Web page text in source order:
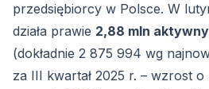
przedsiębiorcy w Polsce. W
działa prawie 2,88 mln
(dokładnie 2 875 994 wg
za III kwartał 2025 r. – wzrost